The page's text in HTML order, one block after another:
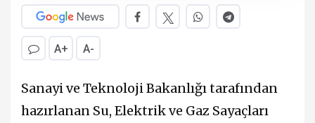
A+ A-
Sanayi ve Teknoloji Bakanlığı tarafından
hazırlanan Su, Elektrik ve Gaz Sayaçları